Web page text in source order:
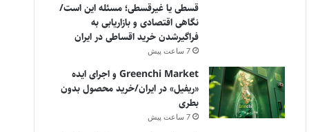
قسطی یا غیرقسطی؛ مسئله این است/
نگاهی اقتصادی و بازاریابی به
فراگیرشدن خرید اقساطی در ایران
7 ساعت پیش
Greenchi Market و اجرای ایده
«ریفیل» در ایران/خرید محصول بدون
بطری
7 ساعت پیش